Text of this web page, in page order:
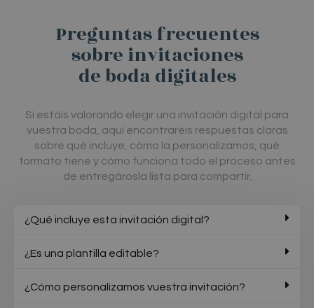
Preguntas frecuentes
sobre invitaciones
de boda digitales
Si estáis valorando elegir una invitación digital para
vuestra boda, aquí encontraréis respuestas claras
sobre qué incluye, cómo la personalizamos, qué
formato tiene y cómo funciona todo el proceso antes
de entregárosla lista para compartir.
¿Qué incluye esta invitación digital?
¿Es una plantilla editable?
¿Cómo personalizamos vuestra invitación?